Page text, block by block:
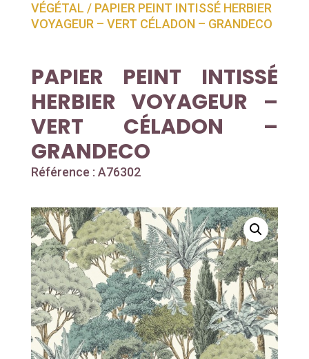
VÉGÉTAL / PAPIER PEINT INTISSÉ HERBIER
VOYAGEUR – VERT CÉLADON – GRANDECO
PAPIER PEINT INTISSÉ
HERBIER VOYAGEUR –
VERT CÉLADON –
GRANDECO
Référence : A76302